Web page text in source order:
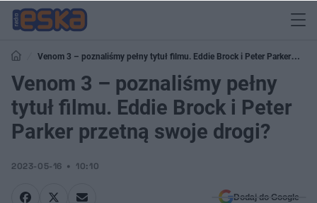
Venom 3 – poznaliśmy pełny tytuł filmu. Eddie Brock i Peter Parker
przetną swoje drogi?
Venom 3 – poznaliśmy pełny
tytuł filmu. Eddie Brock i Peter
Parker przetną swoje drogi?
2023-05-16 10:10
Dodaj do Google